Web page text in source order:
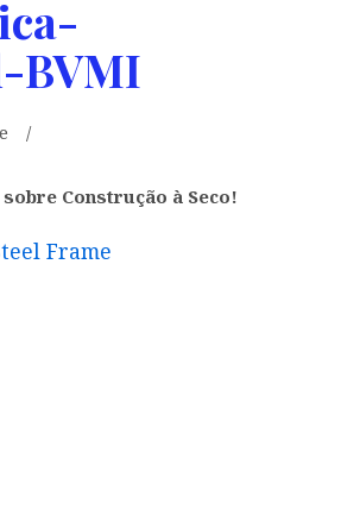
BVMI
Construção à Seco!
Frame